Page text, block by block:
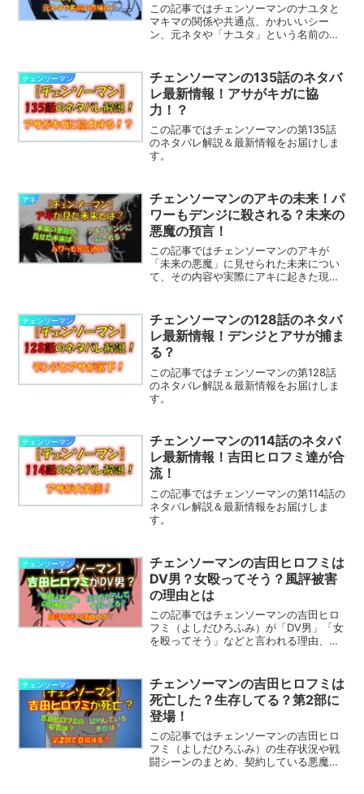
この記事ではチェンソーマンのナユタと
マキマの関係や共通点、かわいいシー
ン、元ネタや「ナユタ」という名前の意
チェンソーマン
チェンソーマンの135話のネタバ
レ最新情報！アサがキガに協
力！？
この記事ではチェンソーマンの第135話
のネタバレ解説＆最新情報をお届けしま
す。
アキ
チェンソーマンのアキの未来！パ
ワーもデンジに殺される？未来の
悪魔の預言！
この記事ではチェンソーマンのアキが
「未来の悪魔」に見せられた未来につい
て、その内容や実際にアキに起きた現実
チェンソーマン
チェンソーマンの128話のネタバ
レ最新情報！デンジとアサが捕ま
る？
この記事ではチェンソーマンの第128話
のネタバレ解説＆最新情報をお届けしま
す。
チェンソーマン
チェンソーマンの114話のネタバ
レ最新情報！吉田ヒロフミ達が合
流！
この記事ではチェンソーマンの第114話の
ネタバレ解説＆最新情報をお届けしま
す。
チェンソーマン
チェンソーマンの吉田ヒロフミは
DV男？女殴ってそう？風評被害
の理由とは
この記事ではチェンソーマンの吉田ヒロ
フミ（よしだひろふみ）が「DV男」「女
を殴ってそう」などと言われる理由、作
チェンソーマン
チェンソーマンの吉田ヒロフミは
死亡した？生存してる？第2部に
登場！
この記事ではチェンソーマンの吉田ヒロ
フミ（よしだひろふみ）の生存状況や戦
闘シーンのまとめ、契約している悪魔、